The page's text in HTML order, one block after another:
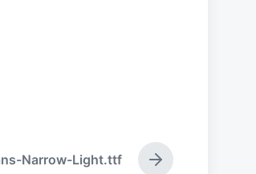
下
Narrow-Light.ttf